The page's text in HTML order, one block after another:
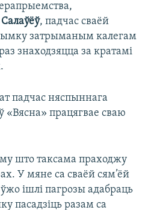
, падчас сваёй
затрыманым калегам
знаходзяцца за кратамі
падчас няспыннага
«Вясна» працягвае сваю
што таксама праходжу
У мяне са сваёй сям’ёй
ішлі пагрозы адабраць
пасадзіць разам са